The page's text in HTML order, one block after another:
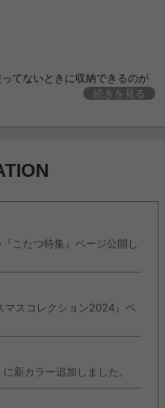
おしゃれ おすすめ 安い
てないときに収納できるのが
続きを見る
こたつ特集』ページ公開し
マスコレクション2024』ペ
新カラー追加しました。